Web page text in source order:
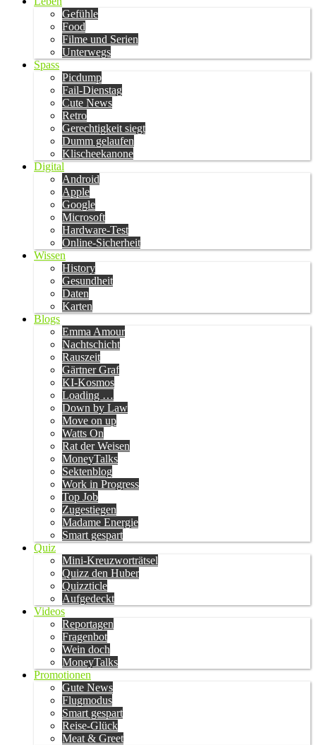
Gefühle
Food
Filme und Serien
Unterwegs
Spass
Picdump
Fail-Dienstag
Cute News
Retro
Gerechtigkeit siegt
Dumm gelaufen
Klischeekanone
Digital
Android
Apple
Google
Microsoft
Hardware-Test
Online-Sicherheit
Wissen
History
Gesundheit
Daten
Karten
Blogs
Emma Amour
Nachtschicht
Rauszeit
Gärtner Graf
KI-Kosmos
Loading …
Down by Law
Move on up
Watts On
Rat der Weisen
MoneyTalks
Sektenblog
Work in Progress
Top Job
Zugestiegen
Madame Energie
Smart gespart
Quiz
Mini-Kreuzworträtsel
Quizz den Huber
Quizzticle
Aufgedeckt
Videos
Reportagen
Fragenbot
Wein doch
MoneyTalks
Promotionen
Gute News
Flugmodus
Smart gespart
Reise-Glück
Meat & Greet